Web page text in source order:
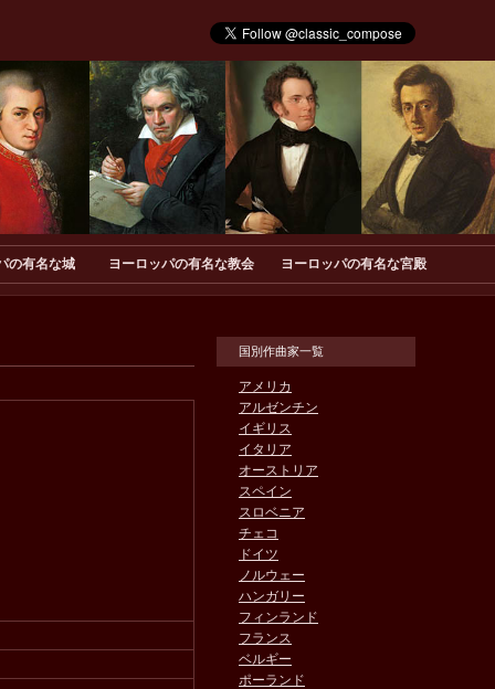
の有名な城 ヨーロッパの有名な教会 ヨーロッパの有名な宮殿
国別作曲家一覧
アメリカ
アルゼンチン
イギリス
イタリア
オーストリア
スペイン
スロベニア
チェコ
ドイツ
ノルウェー
ハンガリー
フィンランド
フランス
ベルギー
ポーランド